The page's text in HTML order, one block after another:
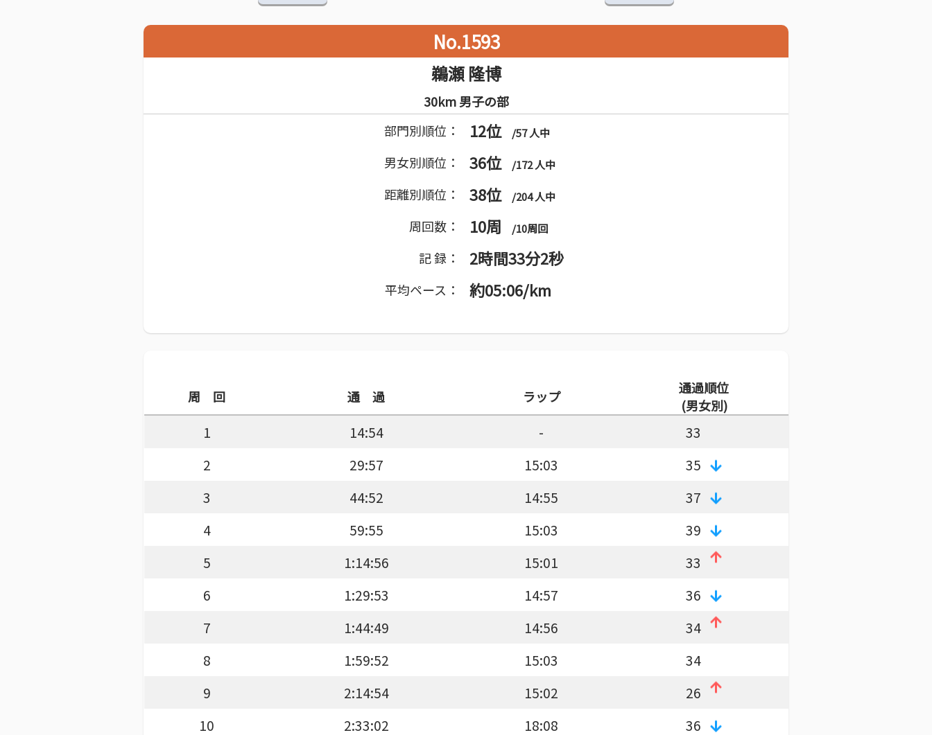
No.1593
鵜瀬 隆博
30km 男子の部
部門別順位：
12位 /57 人中
男女別順位： 36位 /172 人中
距離別順位： 38位 /204 人中
周回数： 10周 /10周回
記 録： 2時間33分2秒
平均ペース： 約05:06/km
周 回 通 過 ラップ
通過順位
(男女別)
1 14:54 -
33
2
29:57 15:03
35
3
44:52 14:55
37
4
59:55 15:03
39
5
1:14:56 15:01
33
6
1:29:53 14:57
36
7
1:44:49 14:56
34
8
1:59:52 15:03
34
9
2:14:54 15:02
26
10
2:33:02 18:08 36